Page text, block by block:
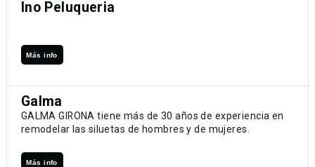
Ino Peluqueria
Más info
Galma
GALMA GIRONA tiene más de 30 años de experiencia en
remodelar las siluetas de hombres y de mujeres.
Más info